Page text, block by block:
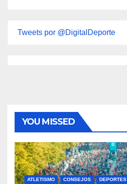
Tweets por @DigitalDeporte
YOU MISSED
ATLETISMO CONSEJOS DEPORTES